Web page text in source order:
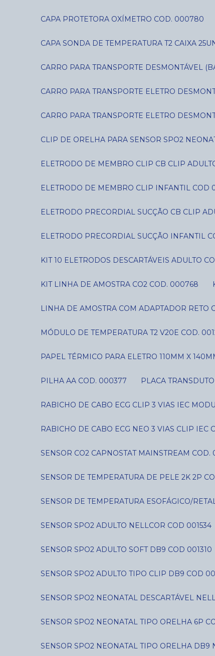
CAPA PROTETORA OXÍMETRO COD. 000780
CAPA SONDA DE TEMPERATURA T2 CAIXA
CARRO PARA TRANSPORTE DESMONTÁVEL
CARRO PARA TRANSPORTE ELETRO
CARRO PARA TRANSPORTE ELETRO
CLIP DE ORELHA PARA SENSOR SPO2
ELETRODO DE MEMBRO CLIP CB CLIP
ELETRODO DE MEMBRO CLIP INFANTIL COD
ELETRODO PRECORDIAL SUCÇÃO CB CLIP
ELETRODO PRECORDIAL SUCÇÃO INFANTIL
KIT 10 ELETRODOS DESCARTÁVEIS ADULTO
KIT LINHA DE AMOSTRA CO2 COD. 000768
LINHA DE AMOSTRA COM ADAPTADOR RETO
MÓDULO DE TEMPERATURA T2 V20E COD.
PAPEL TÉRMICO PARA ELETRO 110MM X
PILHA AA COD. 000377 PLACA
RABICHO DE CABO ECG CLIP 3 VIAS IEC
RABICHO DE CABO ECG NEO 3 VIAS CLIP IEC
SENSOR CO2 CAPNOSTAT MAINSTREAM
SENSOR DE TEMPERATURA DE PELE 2K 2P
SENSOR DE TEMPERATURA ESOFÁGICO/
SENSOR SPO2 ADULTO NELLCOR COD 001534
SENSOR SPO2 ADULTO SOFT DB9 COD 001310
SENSOR SPO2 ADULTO TIPO CLIP DB9 COD
SENSOR SPO2 NEONATAL DESCARTÁVEL
SENSOR SPO2 NEONATAL TIPO ORELHA 6P
SENSOR SPO2 NEONATAL TIPO ORELHA DB9